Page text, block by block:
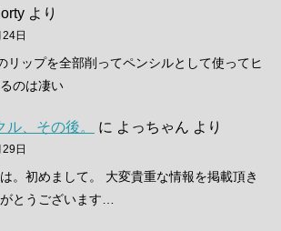
より
日
リップを全部削ってペンシルとして使ってヒ
のは凄い
ル、その後。 に よっちゃん より
日
。初めまして。 大変貴重な情報を掲載頂き
とうございます…